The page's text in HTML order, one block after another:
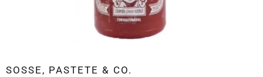
SOSSE, PASTETE & CO.